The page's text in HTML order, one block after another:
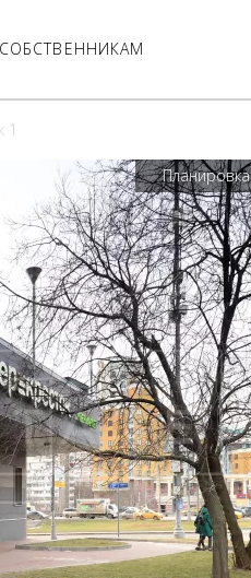
1
Планировка